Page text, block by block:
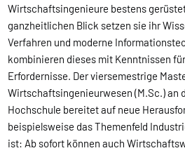
Wirtschaftsingenieure bestens
ganzheitlichen Blick setzen sie ihr
Verfahren und moderne
kombinieren dieses mit Kenntnissen
Erfordernisse. Der viersemestrige
Wirtschaftsingenieurwesen (M.Sc.) an
Hochschule bereitet auf neue
beispielsweise das Themenfeld
ist: Ab sofort können auch